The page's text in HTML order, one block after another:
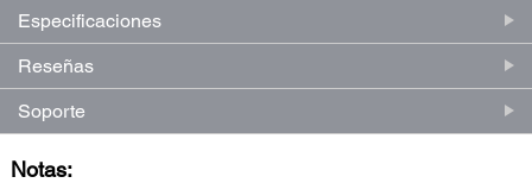
Especificaciones
Reseñas
Soporte
Notas: